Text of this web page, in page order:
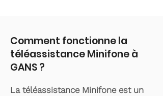
Comment fonctionne la
téléassistance Minifone à
GANS ?
La téléassistance Minifone est un